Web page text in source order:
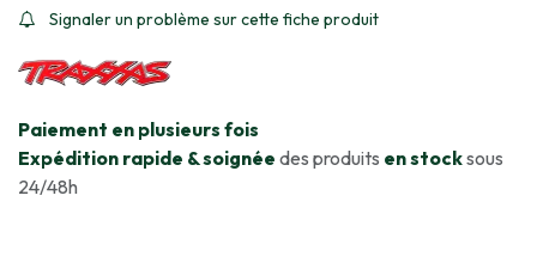
Signaler un problème sur cette fiche produit
​Paiement en plusieurs fois
Expédition rapide & soignée des produits en stocksous
24/48h